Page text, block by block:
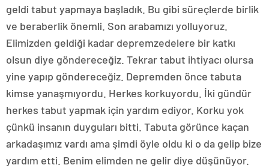
geldi tabut yapmaya başladık. Bu gibi süreçlerde birlik
ve beraberlik önemli. Son arabamızı yolluyoruz.
Elimizden geldiği kadar depremzedelere bir katkı
olsun diye göndereceğiz. Tekrar tabut ihtiyacı olursa
yine yapıp göndereceğiz. Depremden önce tabuta
kimse yanaşmıyordu. Herkes korkuyordu. İki gündür
herkes tabut yapmak için yardım ediyor. Korku yok
çünkü insanın duyguları bitti. Tabuta görünce kaçan
arkadaşımız vardı ama şimdi öyle oldu ki o da gelip bize
yardım etti. Benim elimden ne gelir diye düşünüyor.